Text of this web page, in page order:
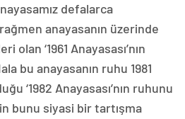
defalarca
anayasanın üzerinde
olan ‘1961 Anayasası’nın
bu anayasanın ruhu 1981
‘1982 Anayasası’nın ruhunu
bunu siyasi bir tartışma